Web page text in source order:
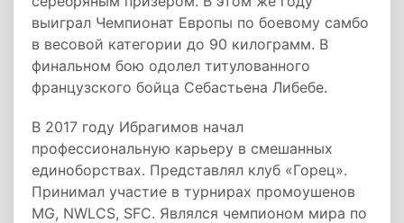
выиграл Чемпионат Европы по боевому самбо
в весовой категории до 90 килограмм. В
финальном бою одолел титулованного
французского бойца Себастьена Либебе.
В 2017 году Ибрагимов начал
профессиональную карьеру в смешанных
единоборствах. Представлял клуб «Горец».
Принимал участие в турнирах промоушенов
MG, NWLCS, SFC. Являлся чемпионом мира по